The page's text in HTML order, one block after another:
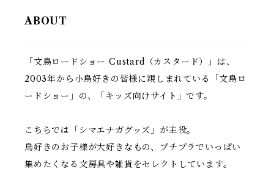
ABOUT
「文鳥ロードショー Custard（カスタード）」は、
2003年から小鳥好きの皆様に親しまれている「文鳥ロ
ードショー」の、「キッズ向けサイト」です。
こちらでは「シマエナガグッズ」が主役。
鳥好きのお子様が大好きなもの、プチプラでいっぱい
集めたくなる文房具や雑貨をセレクトしています。